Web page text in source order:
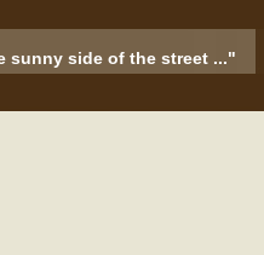
sunny side of the street ..."